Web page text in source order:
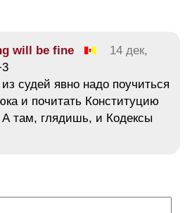
will be fine
14 дек,
судей явно надо поучиться
и почитать Конституцию
там, глядишь, и Кодексы